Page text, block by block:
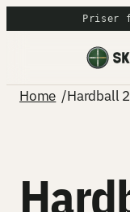
Priser
Home /Hardball